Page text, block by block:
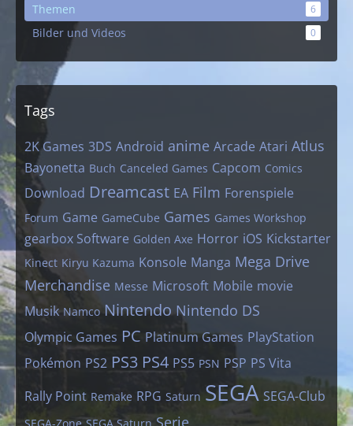
Themen 6
Bilder und Videos 0
Tags
2K Games 3DS Android anime Arcade Atari Atlus
Bayonetta Buch Canceled Games Capcom Comics
Download Dreamcast EA Film Forenspiele
Forum Game GameCube Games Games Workshop
gearbox Software Golden Axe Horror iOS Kickstarter
Kinect Kiryu Kazuma Konsole Manga Mega Drive
Merchandise Messe Microsoft Mobile movie
Musik Namco Nintendo Nintendo DS
Olympic Games PC Platinum Games PlayStation
Pokémon PS2 PS3 PS4 PS5 PSN PSP PS Vita
Rally Point Remake RPG Saturn SEGA SEGA-Club
Serie